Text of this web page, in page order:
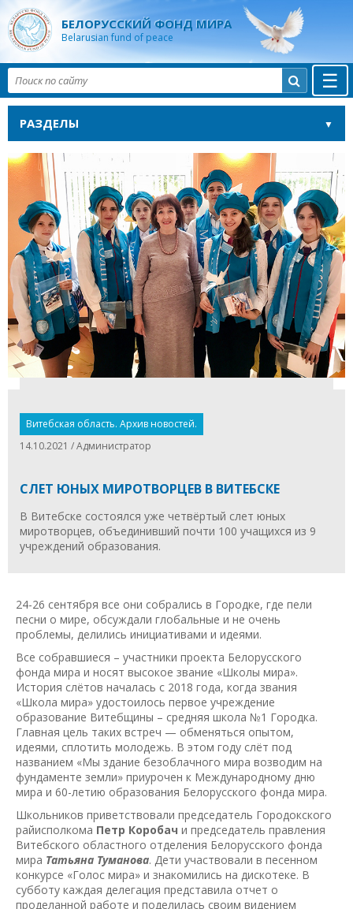
БЕЛОРУССКИЙ ФОНД МИРА
Belarusian fund of peace
☰

РАЗДЕЛЫ
Витебская область. Архив новостей.
14.10.2021 / Администратор
СЛЕТ ЮНЫХ МИРОТВОРЦЕВ В ВИТЕБСКЕ
В Витебске состоялся уже четвёртый слет юных
миротворцев, объединивший почти 100 учащихся из 9
учреждений образования.
24-26 сентября все они собрались в Городке, где пели
песни о мире, обсуждали глобальные и не очень
проблемы, делились инициативами и идеями.
Все собравшиеся – участники проекта Белорусского
фонда мира и носят высокое звание «Школы мира».
История слётов началась с 2018 года, когда звания
«Школа мира» удостоилось первое учреждение
образование Витебщины – средняя школа №1 Городка.
Главная цель таких встреч — обменяться опытом,
идеями, сплотить молодежь. В этом году слёт под
названием «Мы здание безоблачного мира возводим на
фундаменте земли» приурочен к Международному дню
мира и 60-летию образования Белорусского фонда мира.
Школьников приветствовали председатель Городокского
райисполкома Петр Коробач и председатель правления
Витебского областного отделения Белорусского фонда
мира Татьяна Туманова. Дети участвовали в песенном
конкурсе «Голос мира» и знакомились на дискотеке. В
субботу каждая делегация представила отчет о
проделанной работе и поделилась своим видением